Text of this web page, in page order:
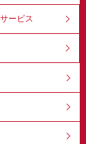
ービス